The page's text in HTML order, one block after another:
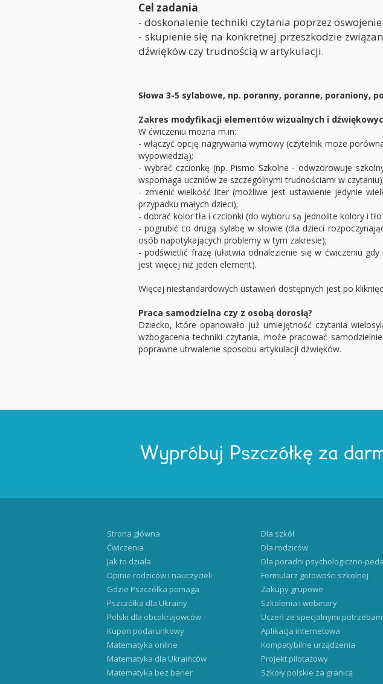
Cel zadania
- doskonalenie techniki czytania poprzez
- skupienie się na konkretnej przeszkodzie
dźwięków czy trudnością w artykulacji.
Słowa 3-5 sylabowe, np. poranny, poranne, poraniony,
Zakres modyfikacji elementów wizualnych i
W ćwiczeniu można m.in:
- włączyć opcję nagrywania wymowy (czytelnik może
wypowiedzią);
- wybrać czcionkę (np. Pismo Szkolne - odwzorowuje
wspomaga uczniów ze szczególnymi trudnościami w czytaniu);
- zmienić wielkość liter (możliwe jest ustawienie jedynie
przypadku małych dzieci);
- dobrać kolor tła i czcionki (do wyboru są jednolite kolory i tło
- pogrubić co drugą sylabę w słowie (dla dzieci
osób napotykających problemy w tym zakresie);
- podświetlić frazę (ułatwia odnalezienie się w ćwiczeniu
jest więcej niż jeden element).
Więcej niestandardowych ustawień dostępnych jest po
Praca samodzielna czy z osobą dorosłą?
Dziecko, które opanowało już umiejętność czytania
wzbogacenia techniki czytania, może pracować
poprawne utrwalenie sposobu artykulacji dźwięków.
Wypróbuj Pszczółkę za
Strona główna
Ćwiczenia
Jak to działa
Opinie rodziców i nauczycieli
Gdzie Pszczółka pomaga
Pszczółka dla Ukrainy
Polski dla obcokrajowców
Kupon podarunkowy
Matematyka online
Matematyka dla Ukraińców
Matematyka bez barier
Dla szkół
Dla rodziców
Dla poradni psychologiczno-
Formularz gotowości szkolnej
Zakupy grupowe
Szkolenia i webinary
Uczeń ze specjalnymi potrzebami
Aplikacja internetowa
Kompatybilne urządzenia
Projekt pilotażowy
Szkoły polskie za granicą